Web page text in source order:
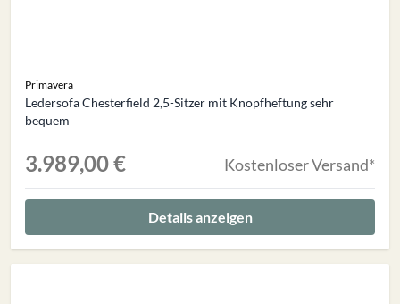
Primavera
Ledersofa Chesterfield 2,5-Sitzer mit Knopfheftung sehr
bequem
3.989,00 € Kostenloser Versand*
Details anzeigen